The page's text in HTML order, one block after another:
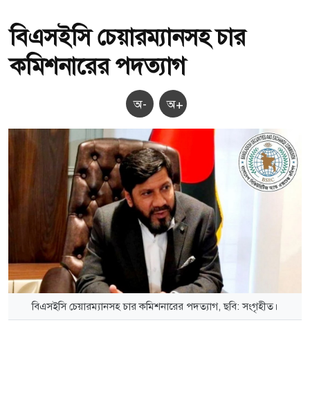
বিএসইসি চেয়ারম্যানসহ চার
কমিশনারের পদত্যাগ
অ- অ+
বিএসইসি চেয়ারম্যানসহ চার কমিশনারের পদত্যাগ, ছবি: সংগৃহীত।